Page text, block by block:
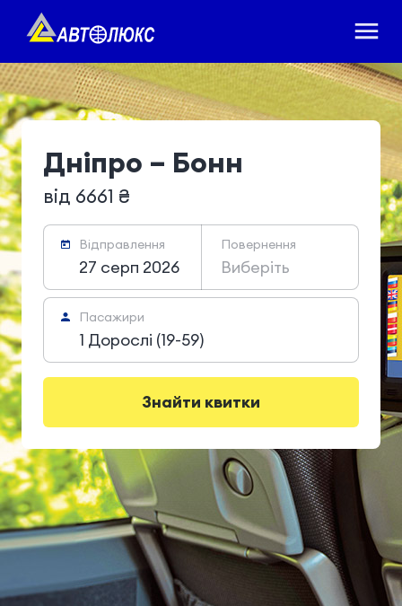
Днiпро – Бонн
від 6661 ₴
Відправлення
27 серп 2026
Повернення
Виберіть
Пасажири
1 Дорослі (19-59)
Знайти квитки